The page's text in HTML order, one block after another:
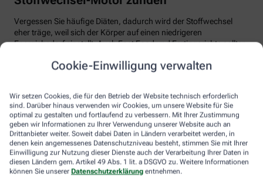
Cookie-Einwilligung verwalten
Wir setzen Cookies, die für den Betrieb der Website technisch erforderlich
sind. Darüber hinaus verwenden wir Cookies, um unsere Website für Sie
optimal zu gestalten und fortlaufend zu verbessern. Mit Ihrer Zustimmung
geben wir Informationen zu Ihrer Verwendung unserer Website auch an
Drittanbieter weiter. Soweit dabei Daten in Ländern verarbeitet werden, in
denen kein angemessenes Datenschutzniveau besteht, stimmen Sie mit Ihrer
Einwilligung zur Nutzung dieser Dienste auch der Verarbeitung Ihrer Daten in
diesen Ländern gem. Artikel 49 Abs. 1 lit. a DSGVO zu. Weitere Informationen
können Sie unserer Datenschutzerklärung entnehmen.
Vergessen Sie häufige Diäten, dadurch wird der Stoffwechsel
eher träge, weil sich der Körper auf einen niedrigeren
Energiebedarf einstellt. Auch Fast Food und Fertiggerichte sollten
Körper bei der Verarbeitung von hochverarbeiteten Lebensmitteln
Tim Hollstein rät zu einer proteinreichen Ernährung (Vorsicht bei
Vorerkrankungen wie Nierenleiden!). Denn Proteine sind nicht nur
gut für den Muskelaufbau, der Körper benötigt auch viel Energie,
um Eiweiß abzubauen. Das regt den Stoffwechsel an. Proteine
stecken vor allem in magerem Fleisch, Fisch und Milchprodukten
wie Quark und Skyr. Auch sogenannte thermogene Lebensmittel
wie Chilis oder Ingwer können das braune Fettgewebe aktivieren
und den Energieverbrauch erhöhen.